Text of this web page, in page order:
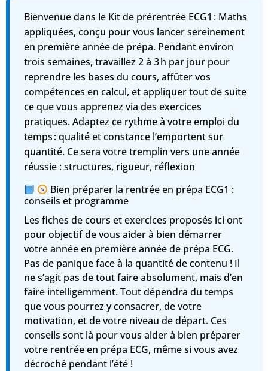
Bienvenue dans le Kit de prérentrée ECG1 : Maths
appliquées, conçu pour vous lancer sereinement
en première année de prépa. Pendant environ
trois semaines, travaillez 2 à 3 h par jour pour
reprendre les bases du cours, affûter vos
compétences en calcul, et appliquer tout de suite
ce que vous apprenez via des exercices
pratiques. Adaptez ce rythme à votre emploi du
temps : qualité et constance l’emportent sur
quantité. Ce sera votre tremplin vers une année
réussie : structures, rigueur, réflexion
Bien préparer la rentrée en prépa ECG1 :
conseils et programme
Les fiches de cours et exercices proposés ici ont
pour objectif de vous aider à bien démarrer
votre année en première année de prépa ECG.
Pas de paniqueface à la quantité de contenu ! Il
ne s’agit pas de tout faire absolument, mais d’en
faire intelligemment. Tout dépendra du temps
que vous pourrez y consacrer, de votre
motivation, et de votre niveau de départ. Ces
conseils sont là pour vous aider à bien préparer
votre rentrée en prépa ECG, même si vous avez
décroché pendant l’été !